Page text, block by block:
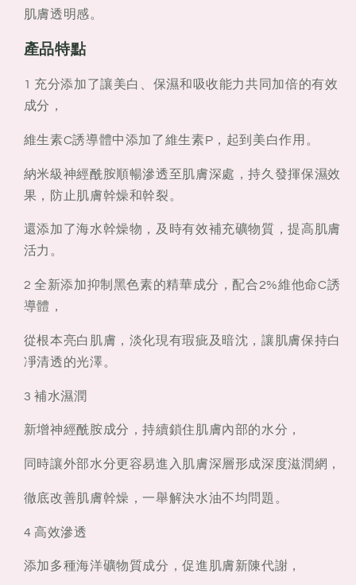
肌膚透明感。
產品特點
1 充分添加了讓美白、保濕和吸收能力共同加倍的有效
成分，
維生素C誘導體中添加了維生素P，起到美白作用。
納米級神經酰胺順暢滲透至肌膚深處，持久發揮保濕效
果，防止肌膚幹燥和幹裂。
還添加了海水幹燥物，及時有效補充礦物質，提高肌膚
活力。
2 全新添加抑制黑色素的精華成分，配合2%維他命C誘
導體，
從根本亮白肌膚，淡化現有瑕疵及暗沈，讓肌膚保持白
凈清透的光澤。
3 補水濕潤
新增神經酰胺成分，持續鎖住肌膚內部的水分，
同時讓外部水分更容易進入肌膚深層形成深度滋潤網，
徹底改善肌膚幹燥，一舉解決水油不均問題。
4 高效滲透
添加多種海洋礦物質成分，促進肌膚新陳代謝，